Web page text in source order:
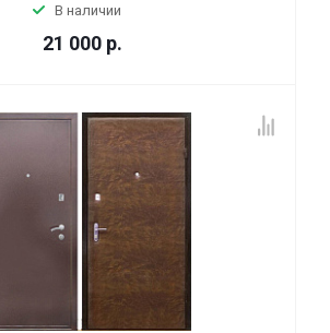
В наличии
21 000 р.